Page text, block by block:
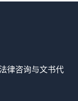
律咨询与文书代